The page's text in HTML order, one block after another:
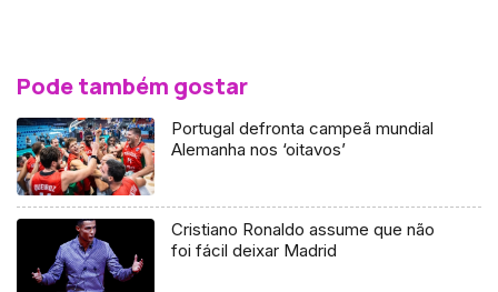
Pode também gostar
Portugal defronta campeã mundial
Alemanha nos ‘oitavos’
Cristiano Ronaldo assume que não
foi fácil deixar Madrid